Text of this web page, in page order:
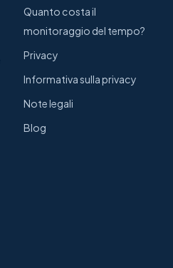
Quanto costa il
monitoraggio del tempo?
Privacy
Informativa sulla privacy
Note legali
Blog